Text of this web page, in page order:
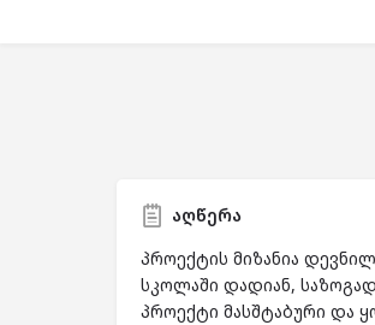
აღწერა
პროექტის მიზანია
სკოლაში დადიან,
პროექტი მასშტაბური და